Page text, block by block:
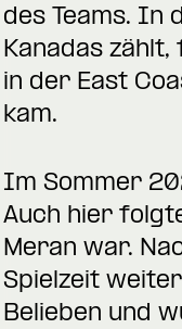
des Teams. In
Kanadas
in der East
kam.
Im Sommer
Auch hier
Meran war.
Spielzeit
Belieben und